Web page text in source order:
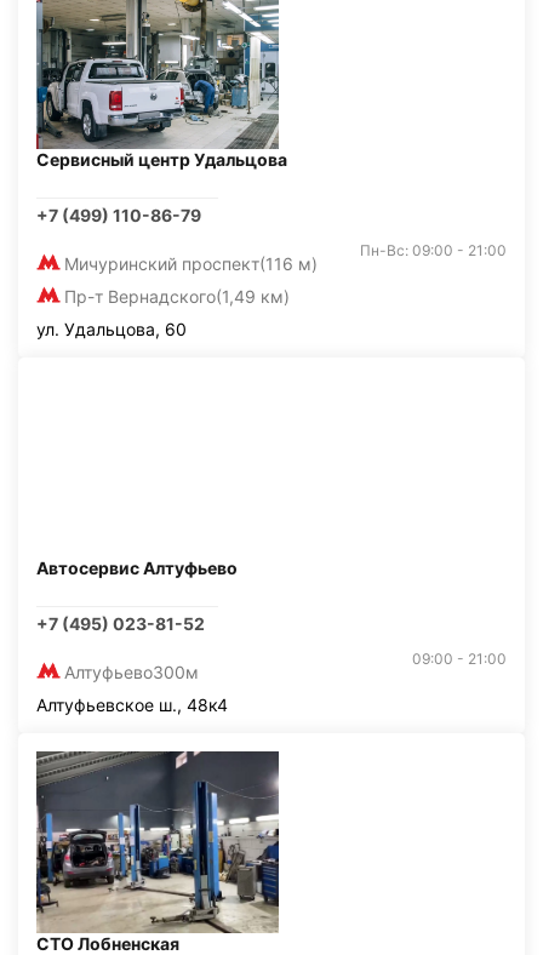
Сервисный центр Удальцова
+7 (499) 110-86-79
Мичуринский проспект(116 м)
Пр-т Вернадского(1,49 км)
Пн-Вс: 09:00 - 21:00
ул. Удальцова, 60
Автосервис Алтуфьево
+7 (495) 023-81-52
Алтуфьево300м
09:00 - 21:00
Алтуфьевское ш., 48к4
СТО Лобненская